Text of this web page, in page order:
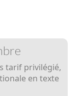
tarif privilégié,
en texte